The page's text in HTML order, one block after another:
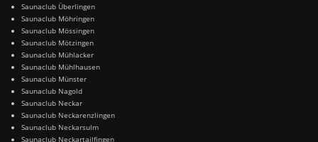
Saunaclub Überlingen
Saunaclub Möhringen
Saunaclub Mössingen
Saunaclub Mötzingen
Saunaclub Mühlacker
Saunaclub Mühlhausen
Saunaclub Münster
Saunaclub Nagold
Saunaclub Neckar
Saunaclub Neckarenzlingen
Saunaclub Neckarsulm
Saunaclub Neckartailfingen